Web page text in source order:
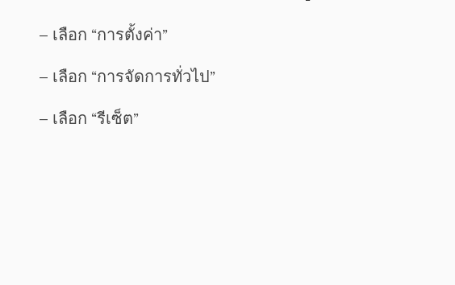
– เลือก “การตั้งค่า”
– เลือก “การจัดการทั่วไป”
– เลือก “รีเซ็ต”